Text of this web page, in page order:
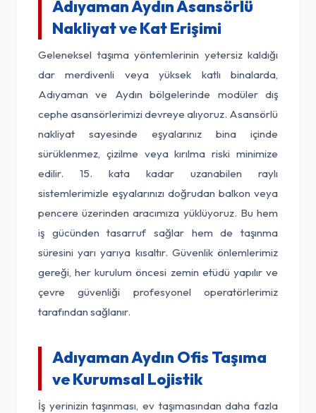
Adıyaman Aydın Asansörlü
Nakliyat ve Kat Erişimi
Geleneksel taşıma yöntemlerinin yetersiz kaldığı
dar merdivenli veya yüksek katlı binalarda,
Adıyaman ve Aydın bölgelerinde modüler dış
cephe asansörlerimizi devreye alıyoruz. Asansörlü
nakliyat sayesinde eşyalarınız bina içinde
sürüklenmez, çizilme veya kırılma riski minimize
edilir. 15. kata kadar uzanabilen raylı
sistemlerimizle eşyalarınızı doğrudan balkon veya
pencere üzerinden aracımıza yüklüyoruz. Bu hem
iş gücünden tasarruf sağlar hem de taşınma
süresini yarı yarıya kısaltır. Güvenlik önlemlerimiz
gereği, her kurulum öncesi zemin etüdü yapılır ve
çevre güvenliği profesyonel operatörlerimiz
tarafından sağlanır.
Adıyaman Aydın Ofis Taşıma
ve Kurumsal Lojistik
İş yerinizin taşınması, ev taşımasından daha fazla